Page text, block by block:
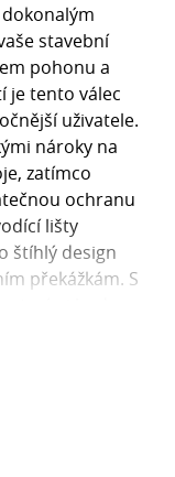
stavební
pohonu a
je tento válec
uživatele.
nároky na
zatímco
ochranu
lišty
štíhlý design
překážkám. S
rychlostí je
zhutňování
zajišťuje
zatímco odolná
dlouhou